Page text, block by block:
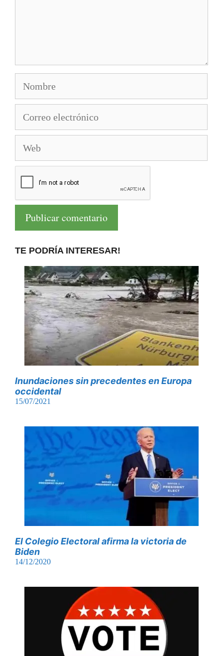
electrónico
TE PODRÍA INTERESAR!
Inundaciones sin precedentes en Europa
occidental
15/07/2021
El Colegio Electoral afirma la victoria de
Biden
14/12/2020